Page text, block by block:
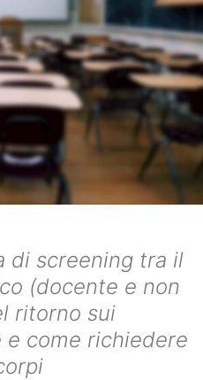
di screening tra il
(docente e non
ritorno sui
e come richiedere